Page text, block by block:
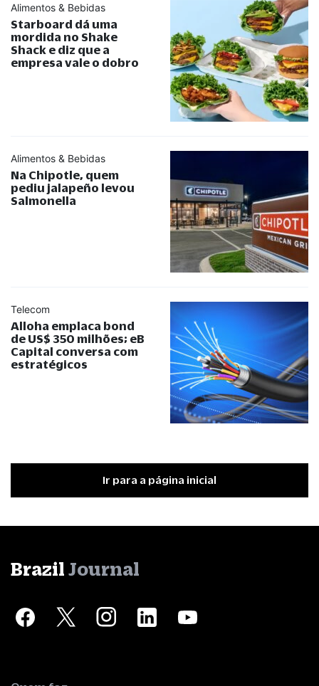
Alimentos & Bebidas
Starboard dá uma
mordida no Shake
Shack e diz que a
empresa vale o dobro
Alimentos & Bebidas
Na Chipotle, quem
pediu jalapeño levou
Salmonella
Telecom
Alloha emplaca bond
de US$ 350 milhões; eB
Capital conversa com
estratégicos
Ir para a página inicial
Brazil Journal